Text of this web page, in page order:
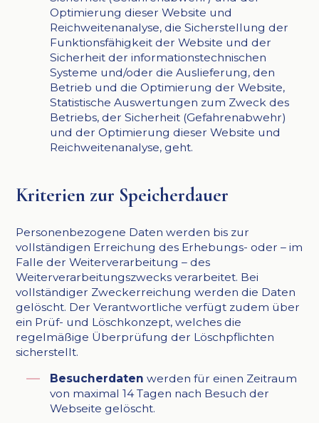
Optimierung dieser Website und
Reichweitenanalyse, die Sicherstellung der
Funktionsfähigkeit der Website und der
Sicherheit der informationstechnischen
Systeme und/oder die Auslieferung, den
Betrieb und die Optimierung der Website,
Statistische Auswertungen zum Zweck des
Betriebs, der Sicherheit (Gefahrenabwehr)
und der Optimierung dieser Website und
Reichweitenanalyse, geht.
Kriterien zur Speicherdauer
Personenbezogene Daten werden bis zur
vollständigen Erreichung des Erhebungs- oder – im
Falle der Weiterverarbeitung – des
Weiterverarbeitungszwecks verarbeitet. Bei
vollständiger Zweckerreichung werden die Daten
gelöscht. Der Verantwortliche verfügt zudem über
ein Prüf- und Löschkonzept, welches die
regelmäßige Überprüfung der Löschpflichten
sicherstellt.
Besucherdaten werden für einen Zeitraum
von maximal 14 Tagen nach Besuch der
Webseite gelöscht.